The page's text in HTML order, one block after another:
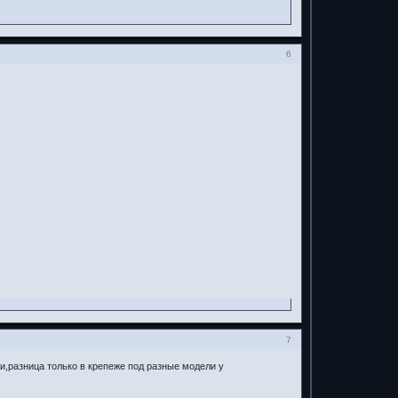
6
7
только в крепеже под разные модели у